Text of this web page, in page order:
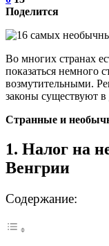
Поделится
Во многих странах
показаться немного
возмутительными.
законы существуют в
Странные и
1. Налог на
Венгрии
Содержание: